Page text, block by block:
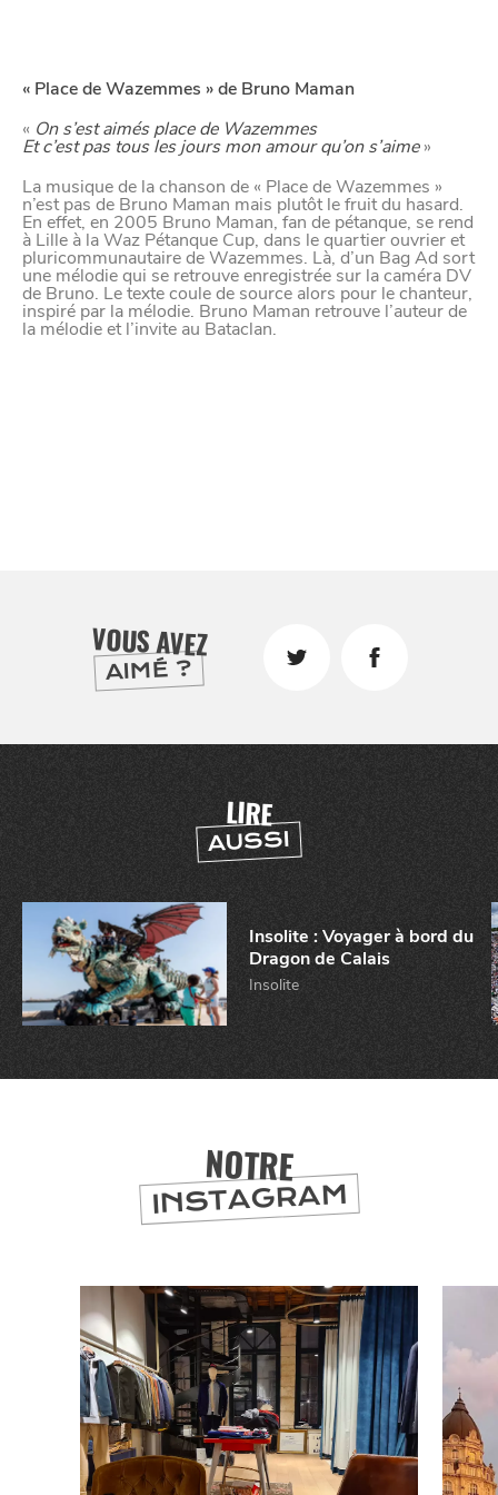
« Place de Wazemmes » de Bruno Maman
« On s’est aimés place de Wazemmes
Et c’est pas tous les jours mon amour qu’on s’aime»
La musique de la chanson de « Place de Wazemmes »
n’est pas de Bruno Maman mais plutôt le fruit du hasard.
En effet, en 2005 Bruno Maman, fan de pétanque, se rend
à Lille à la Waz Pétanque Cup, dans le quartier ouvrier et
pluricommunautaire de Wazemmes. Là, d’un Bag Ad sort
une mélodie qui se retrouve enregistrée sur la caméra DV
de Bruno. Le texte coule de source alors pour le chanteur,
inspiré par la mélodie. Bruno Maman retrouve l’auteur de
la mélodie et l’invite au Bataclan.
VOUS AVEZ
AIMÉ ?
LIRE
AUSSI
Insolite : Voyager à bord du
Dragon de Calais
Insolite
NOTRE
INSTAGRAM
SE
DIVERTIR
CHTITE
CANAILLE